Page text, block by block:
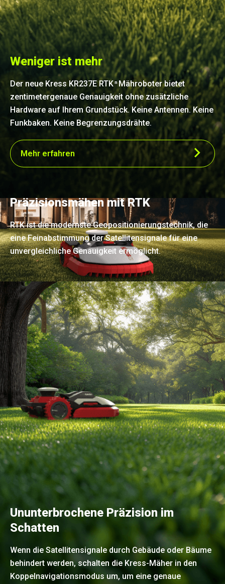
Weniger ist mehr
Der neue Kress KR237E RTK nMähroboter bietet
zentimetergenaue Genauigkeit ohne zusätzliche
Hardware auf Ihrem Grundstück. Keine Antennen. Keine
Funkbaken. Keine Begrenzungsdrähte.
Mehr erfahren
Präzisionsmähen mit RTK
RTK ist die modernste Geopositionierungstechnik, die
eine Feinabstimmung der Satellitensignale für eine
unvergleichliche Genauigkeit ermöglicht.
Ununterbrochene Präzision im
Schatten
Wenn die Satellitensignale durch Gebäude oder Bäume
behindert werden, schalten die Kress-Mäher in den
Koppelnavigationsmodus um, um eine genaue